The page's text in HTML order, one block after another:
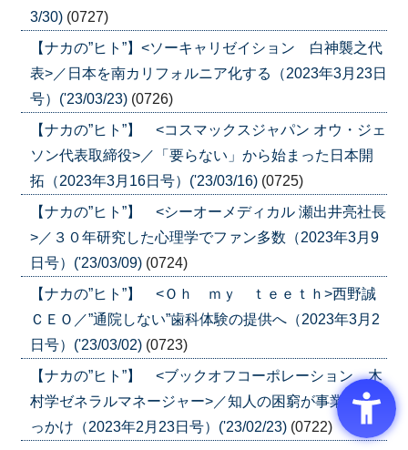
3/30) (0727)
【ナカの”ヒト”】<ソーキャリゼイション 白神襲之代
表>／日本を南カリフォルニア化する（2023年3月23日
号）('23/03/23) (0726)
【ナカの”ヒト”】 <コスマックスジャパン オウ・ジェ
ソン代表取締役>／「要らない」から始まった日本開
拓（2023年3月16日号）('23/03/16) (0725)
【ナカの”ヒト”】 <シーオーメディカル 瀬出井亮社長
>／３０年研究した心理学でファン多数（2023年3月9
日号）('23/03/09) (0724)
【ナカの”ヒト”】 <Ｏｈ ｍｙ ｔｅｅｔｈ>西野誠
ＣＥＯ／”通院しない”歯科体験の提供へ（2023年3月2
日号）('23/03/02) (0723)
【ナカの”ヒト”】 <ブックオフコーポレーション 木
村学ゼネラルマネージャー>／知人の困窮が事業のき
っかけ（2023年2月23日号）('23/02/23) (0722)